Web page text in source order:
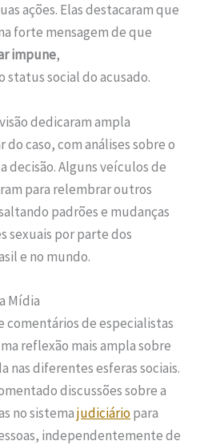
ações. Elas destacaram que
forte mensagem de que
impune,
social do acusado.
dedicaram ampla
caso, com análises sobre o
decisão. Alguns veículos de
para relembrar outros
padrões e mudanças
sexuais por parte dos
e no mundo.
Mídia
comentários de especialistas
reflexão mais ampla sobre
nas diferentes esferas sociais.
discussões sobre a
no sistemajudiciáriopara
independentemente de